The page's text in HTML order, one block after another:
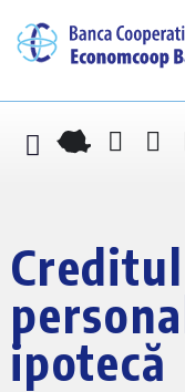
ipotecă